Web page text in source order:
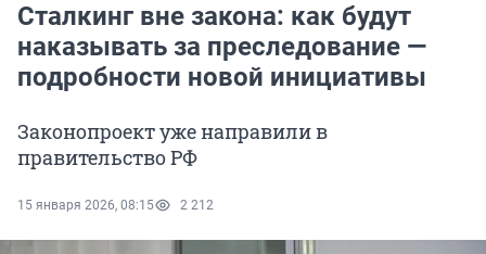
Сталкинг вне закона: как будут
наказывать за преследование —
подробности новой инициативы
Законопроект уже направили в
правительство РФ
15 января 2026, 08:15 2 212